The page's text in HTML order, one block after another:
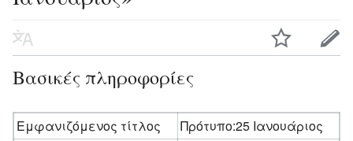
Βασικές πληροφορίες
Εμφανιζόμενος τίτλος
Πρότυπο:25 Ιανουάριος